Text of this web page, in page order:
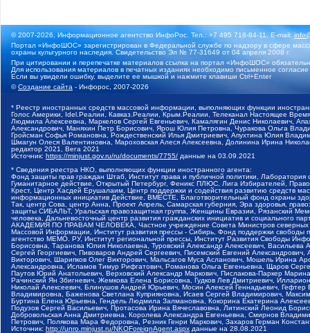
© 2007-2026, Информационное агентство ИнфоРос. Тел.: +7 495 718-84-11, E-mail:
Портал «ИнфоШОС» зарегистрирован в Федеральной службе по надзору в сфере
охраны культурного наследия. Свидетельство Эл № 77-31649 от 04 апреля 2008 г.
При цитировании и перепечатке материалов ссылка на портал «ИнфоШОС»
Для использования материалов в печатных изданиях необходимо письменное
Если вы увидели ошибку, выделите ее мышкой и нажмите клавиши Ctrl+Enter
©Создание сайта - Инфорос, 2007-2026
* Реестр иностранных средств массовой информации, выполняющих функции
Голос Америки, Idel.Реалии, Кавказ.Реалии, Крым.Реалии, Телеканал Настоящее
Людмила Алексеевна, Маркелов Сергей Евгеньевич, Камалягин Денис Николаевич,
Александрович, Маняхин Петр Борисович, Ярош Юлия Петровна, Чуракова Ольга
Гройсман Софья Романовна, Рождественский Илья Дмитриевич, Апухтина Юлия
Шмагун Олеся Валентиновна, Мароховская Алеся Алексеевна, Долинина Ирина
редактор 2021, Вега 2021
Источник: https://minjust.gov.ru/ru/documents/7755/ данные на 03.09.2021
* Сведения реестра НКО, выполняющих функции иностранного агента:
Фонд защиты прав граждан Штаб, Институт права и публичной политики,
Гуманитарное действие, Открытый Петербург, Феникс ПЛЮС, Лига Избирателей,
Крест, Центр Хасдей Ерушалаим, Центр поддержки и содействия развитию средств
информационных инициатив Действие, ВМЕСТЕ, Благотворительный фонд охраны
Так, центр Сова, центр Анна, Проект Апрель, Самарская губерния, Эра здоровья,
защиты СИБАЛЬТ, Уральская правозащитная группа, Женщины Евразии, Рязанский
человека, Дальневосточный центр развития гражданских инициатив и социального
АКАДЕМИЯ ПО ПРАВАМ ЧЕЛОВЕКА, Частное учреждение Совета Министров северных
Массовой Информации, Институт развития прессы - Сибирь, Фонд поддержки
агентство МЕМО. РУ, Институт региональной прессы, Институт Развития Свободы
Борисовна, Таранова Юлия Николаевна, Туровский Александр Алексеевич,
Сергей Георгиевич, Пивоваров Андрей Сергеевич, Писемский Евгений
Викторович, Шарипков Олег Викторович, Мальсагов Муса Асланович, Мошель Ирина
Александровна, Исламов Тимур Рифгатович, Романова Ольга Евгеньевна, Щаров
Паутов Юрий Анатольевич, Верховский Александр Маркович, Пислакова-Паркер
Рачинский Ян Збигневич, Жемкова Елена Борисовна, Гудков Лев Дмитриевич,
Николай Алексеевич, Блинушов Андрей Юрьевич, Мосин Алексей Геннадьевич,
Владимировна, Баженова Светлана Куприяновна, Исаев Сергей Владимирович,
Буртина Елена Юрьевна, Гендель Людмила Залмановна, Кокорина Екатерина
Подузов Сергей Васильевич, Протасова Ирина Вячеславовна, Литинский Леонид
Добровольская Анна Дмитриевна, Королева Александра Евгеньевна, Смирнов
Петрович, Полякова Мара Федоровна, Резник Генри Маркович, Захаров Герман
Источник: http://unro.minjust.ru/NKOForeignAgent.aspx данные на 28.08.2021